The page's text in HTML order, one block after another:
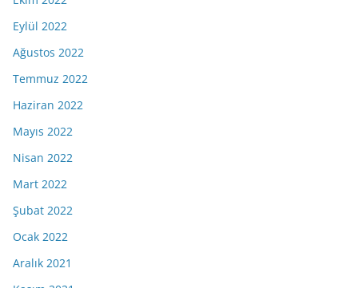
Eylül 2022
Ağustos 2022
Temmuz 2022
Haziran 2022
Mayıs 2022
Nisan 2022
Mart 2022
Şubat 2022
Ocak 2022
Aralık 2021